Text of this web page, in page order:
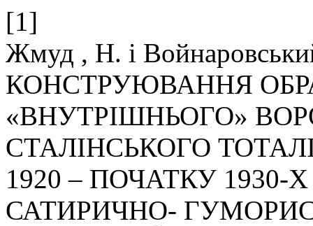
[1]
Жмуд , Н. і
КОНСТРУЮВАННЯ
«ВНУТРІШНЬОГО»
СТАЛІНСЬКОГО
1920 – ПОЧАТКУ 1930-
САТИРИЧНО-